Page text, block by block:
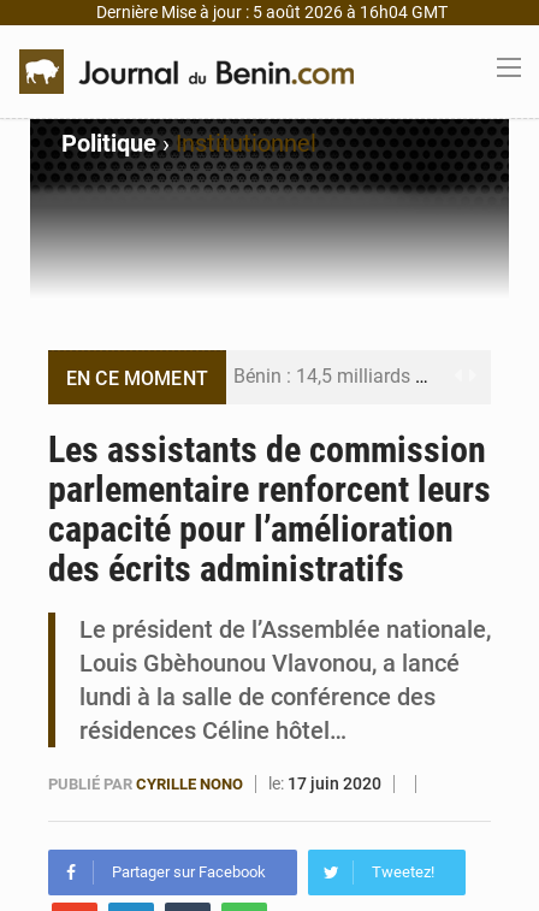
Dernière Mise à jour : 5 août 2026 à 16h04 GMT
Politique›Institutionnel
EN CE MOMENT Bénin : 14,5 milliards de dollars pour faire de la CDN 3.0 un bouclier économique
FÉBÉBOXE : la gouvernance, premier combat de la mandature 2026-2030
Valse des entraîneurs en Première Division béninoise
Les assistants de commission
parlementaire renforcent leurs
capacité pour l’amélioration
des écrits administratifs
Le président de l’Assemblée nationale,
Louis Gbèhounou Vlavonou, a lancé
lundi à la salle de conférence des
résidences Céline hôtel…
PUBLIÉ PAR CYRILLE NONO le: 17 juin 2020
Partager sur Facebook Tweetez!